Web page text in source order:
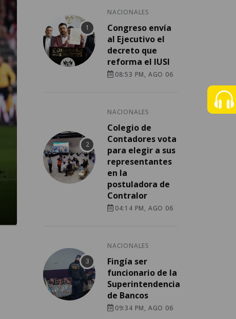
NACIONALES
Congreso envía
al Ejecutivo el
decreto que
reforma el IUSI
08:53 PM, AGO 06
NACIONALES
Colegio de
Contadores vota
para elegir a sus
representantes
en la
postuladora de
Contralor
04:14 PM, AGO 06
NACIONALES
Fingía ser
funcionario de la
Superintendencia
de Bancos
09:34 PM, AGO 06